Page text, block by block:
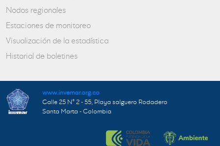
Nodos regionales
Estaciones de monitoreo
Visualización de la estadística
Historial de boletines
www.invemar.org.co
Calle 25 N° 2 - 55, Playa salguero Rodadero
Santa Marta - Colombia